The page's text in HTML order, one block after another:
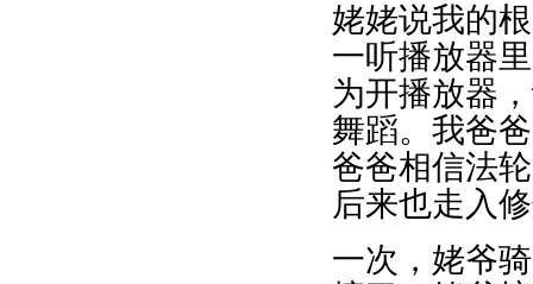
姥姥说我的
一听播放器
为开播放器
舞蹈。我爸
爸爸相信法
后来也走入
一次，姥爷